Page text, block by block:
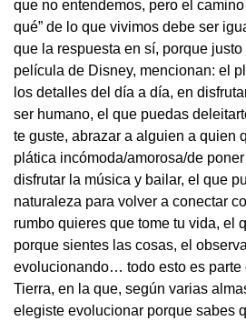
que no entendemos, pero el
qué” de lo que vivimos debe ser
que la respuesta en sí, porque justo
película de Disney, mencionan: el
los detalles del día a día, en
ser humano, el que puedas
te guste, abrazar a alguien a quien
plática incómoda/amorosa/de
disfrutar la música y bailar, el que
naturaleza para volver a conectar
rumbo quieres que tome tu vida, el
porque sientes las cosas, el
evolucionando… todo esto es parte
Tierra, en la que, según varias
elegiste evolucionar porque sabes